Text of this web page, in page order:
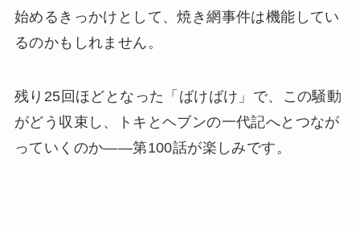
始めるきっかけとして、焼き網事件は機能してい
るのかもしれません。
残り25回ほどとなった「ばけばけ」で、この騒動
がどう収束し、トキとヘブンの一代記へとつなが
っていくのか——第100話が楽しみです。